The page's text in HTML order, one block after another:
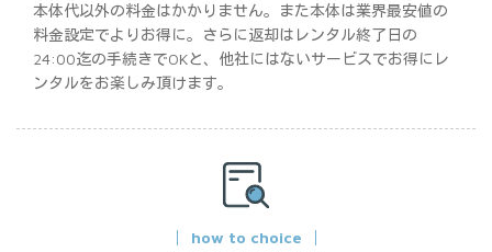
本体代以外の料金はかかりません。また本体は業界最安値の
料金設定でよりお得に。さらに返却はレンタル終了日の
24:00迄の手続きでOKと、他社にはないサービスでお得にレ
ンタルをお楽しみ頂けます。
how to choice